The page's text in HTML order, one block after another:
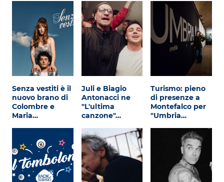
Senza vestiti è il
nuovo brano di
Colombre e
Maria…
Juli e Biagio
Antonacci ne
"L'ultima
canzone"…
Turismo: pieno
di presenze a
Montefalco per
"Umbria…